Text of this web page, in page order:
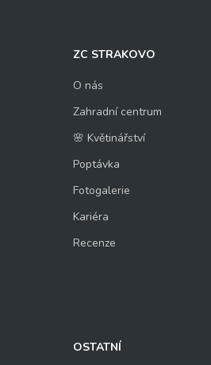
ZC STRAKOVO
O nás
Zahradní centrum
🌸 Květinářství
Poptávka
Fotogalerie
Kariéra
Recenze
OSTATNÍ